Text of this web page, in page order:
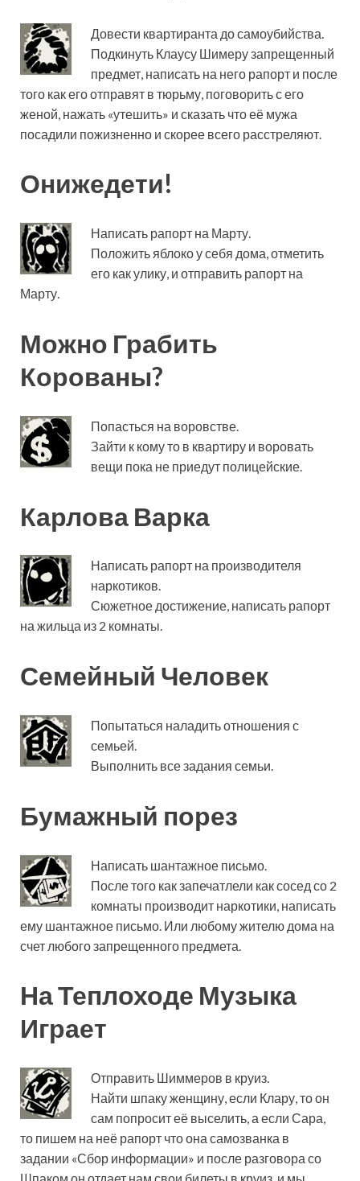
Довести квартиранта до самоубийства.
Подкинуть Клаусу Шимеру запрещенный
предмет, написать на него рапорт и после
того как его отправят в тюрьму, поговорить с его
женой, нажать «утешить» и сказать что её мужа
посадили пожизненно и скорее всего расстреляют.
Онижедети!
Написать рапорт на Марту.
Положить яблоко у себя дома, отметить
его как улику, и отправить рапорт на
Марту.
Можно Грабить
Корованы?
Попасться на воровстве.
Зайти к кому то в квартиру и воровать
вещи пока не приедут полицейские.
Карлова Варка
Написать рапорт на производителя
наркотиков.
Сюжетное достижение, написать рапорт
на жильца из 2 комнаты.
Семейный Человек
Попытаться наладить отношения с
семьей.
Выполнить все задания семьи.
Бумажный порез
Написать шантажное письмо.
После того как запечатлели как сосед со 2
комнаты производит наркотики, написать
ему шантажное письмо. Или любому жителю дома на
счет любого запрещенного предмета.
На Теплоходе Музыка
Играет
Отправить Шиммеров в круиз.
Найти шпаку женщину, если Клару, то он
сам попросит её выселить, а если Сара,
то пишем на неё рапорт что она самозванка в
задании «Сбор информации» и после разговора со